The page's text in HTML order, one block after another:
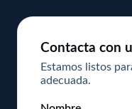
Contacta con
Estamos listos
adecuada.